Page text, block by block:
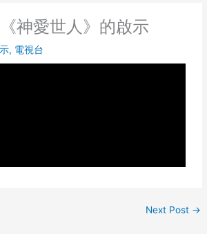
神愛世人》的啟示
, 電視台
Next Post →